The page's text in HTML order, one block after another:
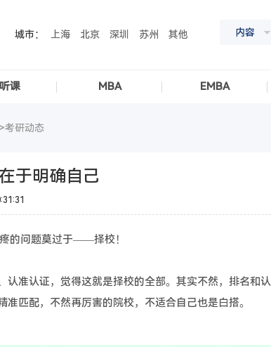
城市： 上海 北京 深圳 苏州 其他 内容
课 MBA EMBA
考研动态
于明确自己
问题莫过于——择校！
准认证，觉得这就是择校的全部。其实不然，排名和
准匹配，不然再厉害的院校，不适合自己也是白搭。